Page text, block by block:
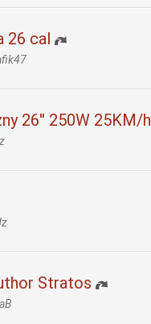
26 cal
26'' 250W 25KM/h
Stratos